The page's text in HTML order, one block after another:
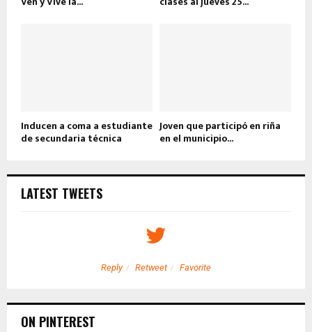
Inducen a coma a estudiante
de secundaria técnica
Joven que participó en riña
en el municipio...
LATEST TWEETS
Reply Retweet Favorite
ON PINTEREST